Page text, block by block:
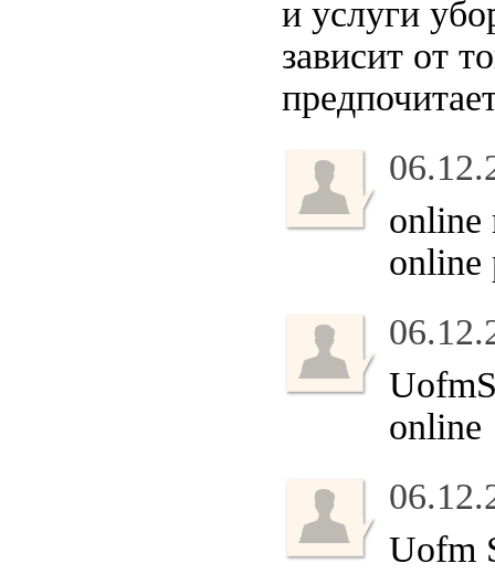
и услуги
зависит от
online
online
online
Uofm